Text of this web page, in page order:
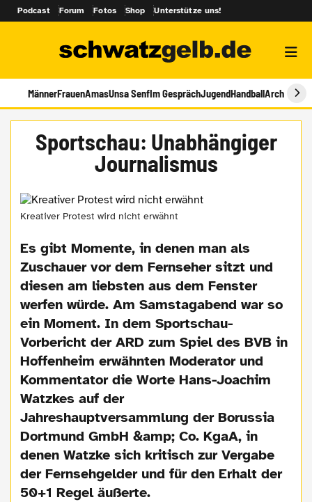
Podcast Forum Fotos Shop Unterstütze uns!
MännerFrauenAmasUnsa SenfIm GesprächJugendHandballArchiv
Sportschau: Unabhängiger
Journalismus
Kreativer Protest wird nicht erwähnt
Es gibt Momente, in denen man als
Zuschauer vor dem Fernseher sitzt und
diesen am liebsten aus dem Fenster
werfen würde. Am Samstagabend war so
ein Moment. In dem Sportschau-
Vorbericht der ARD zum Spiel des BVB in
Hoffenheim erwähnten Moderator und
Kommentator die Worte Hans-Joachim
Watzkes auf der
Jahreshauptversammlung der Borussia
Dortmund GmbH &amp; Co. KgaA, in
denen Watzke sich kritisch zur Vergabe
der Fernsehgelder und für den Erhalt der
50+1 Regel äußerte.